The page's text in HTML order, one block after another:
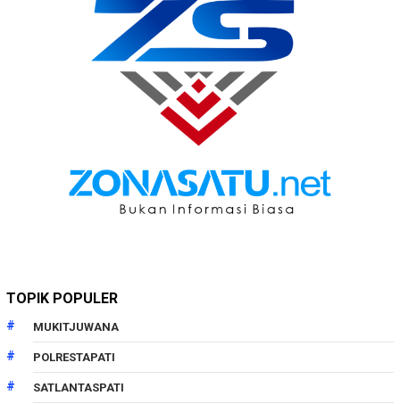
TOPIK POPULER
MUKITJUWANA
POLRESTAPATI
SATLANTASPATI